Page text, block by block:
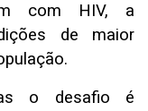
com HIV, a
de maior
o desafio é